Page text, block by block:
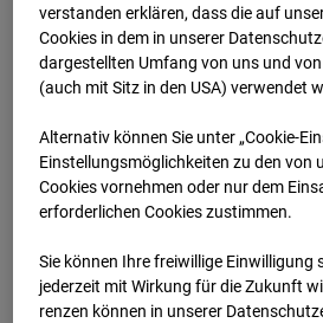
BC-114 BV-
Bonatzbau -
Arnulf Klett Platz, 70173
Zur
Europe/Berlin
ver­standen erklären, dass die auf
Cookies in dem in unserer
dargestellten Umfang von uns und
(auch mit Sitz in den USA) verwendet
Alternativ können Sie unter „Cookie-
Einstellungsmöglichkeiten zu den von
Cookies vornehmen oder nur dem
erforderlichen Cookies zustimmen.
Sie können Ihre freiwillige Einwilligung
jederzeit mit Wirkung für die Zukunft
renzen können in unserer